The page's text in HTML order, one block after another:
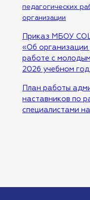
педагогических
организации
Приказ МБОУ
«Об организации
работе с
2026 учебном
План работы
наставников по
специалистами